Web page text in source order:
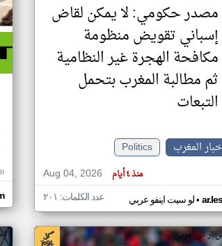
مصدر حكومي: لا يمكن لقاض
إسباني تقويض منظومة
مكافحة الهجرة غير النظامية
ثم مطالبة المغرب بتحمل
التبعات
المغرب
Politics
Aug 04, 2026
منذ ٤ أيام
لو سيت اينفو عربي• عدد الكلمات: ٢٠١
ار تي عربي